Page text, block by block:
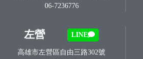
06-7236776
左營 LINE
高雄市左營區自由三路302號